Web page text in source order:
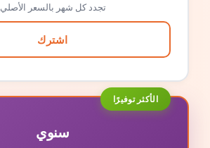
تجدد كل شهر بالسعر الأصلي
اشترك
الأكثر توفيرًا
سنوي